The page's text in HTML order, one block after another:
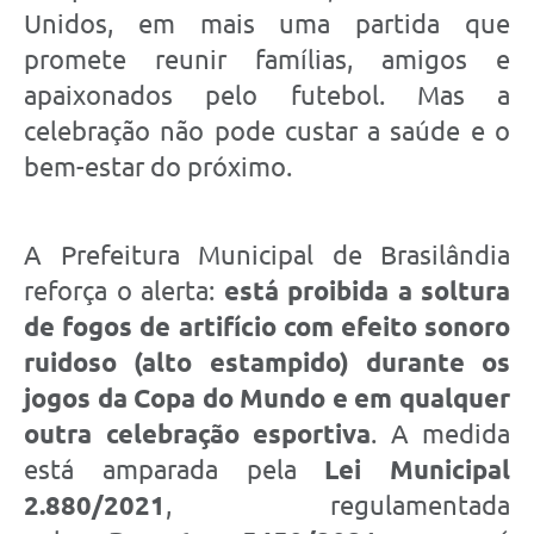
Unidos, em mais uma partida que
promete reunir famílias, amigos e
apaixonados pelo futebol. Mas a
celebração não pode custar a saúde e o
bem-estar do próximo.
A Prefeitura Municipal de Brasilândia
reforça o alerta: está proibida a soltura
de fogos de artifício com efeito sonoro
ruidoso (alto estampido) durante os
jogos da Copa do Mundo e em qualquer
outra celebração esportiva. A medida
está amparada pela Lei Municipal
2.880/2021 , regulamentada